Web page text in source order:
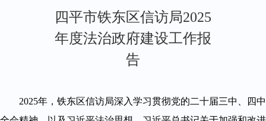
四平市铁东区信访局2025
年度法治政府建设工作报
告
2025年，铁东区信访局深入学习贯彻党的二十届三中、四中